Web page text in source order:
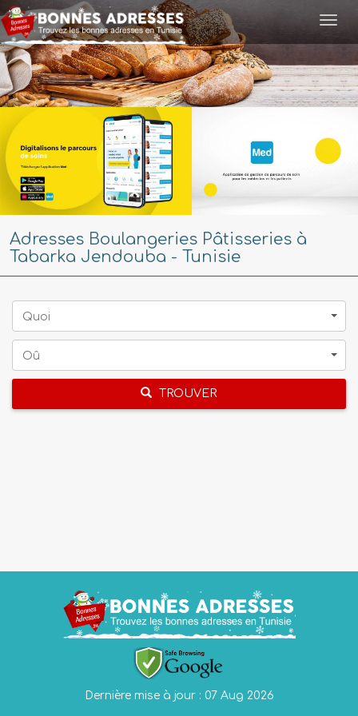
Adresses Boulangeries Pâtisseries à
Tabarka Jendouba - Tunisie
Quoi
Oû
TROUVER
Dernière mise à jour : 07 Aug 2026